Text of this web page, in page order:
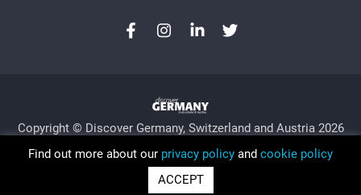
Copyright © Discover Germany, Switzerland and Austria 2026
Privacy Policy
Sitemap
Trading as Discover Germany and Scan Client Publishing •
Registered in England and Wales No. 06579237
Find out more about our privacy policy and cookie policy
ACCEPT